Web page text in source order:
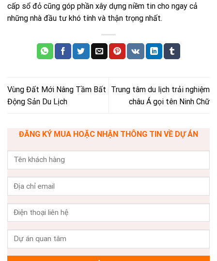
cấp sổ đỏ cũng góp phần xây dựng niềm tin cho ngay cả
những nhà đầu tư khó tính và thận trọng nhất.
Vùng Đất Mới Nâng Tầm Bất
Động Sản Du Lịch
Trung tâm du lịch trải nghiệm
châu Á gọi tên Ninh Chữ
ĐĂNG KÝ MUA HOẶC NHẬN THÔNG TIN VỀ DỰ ÁN